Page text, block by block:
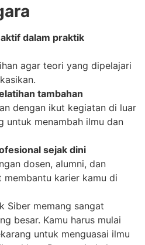
dalam praktik
agar teori yang dipelajari
tambahan
dengan ikut kegiatan di luar
untuk menambah ilmu dan
sejak dini
dosen, alumni, dan
membantu karier kamu di
Siber memang sangat
besar. Kamu harus mulai
untuk menguasai ilmu